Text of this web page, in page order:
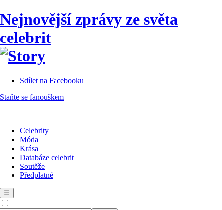
Nejnovější zprávy ze světa
celebrit
Sdílet na Facebooku
Staňte se fanouškem
Celebrity
Móda
Krása
Databáze celebrit
Soutěže
Předplatné
☰